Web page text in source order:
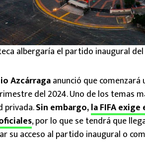
albergaría el partido inaugural
Azcárragaanunció que
del 2024. Uno de los temas
privada.Sin embargo,la FIFA
, por lo que se tendrá que
su acceso al partido inaugural o